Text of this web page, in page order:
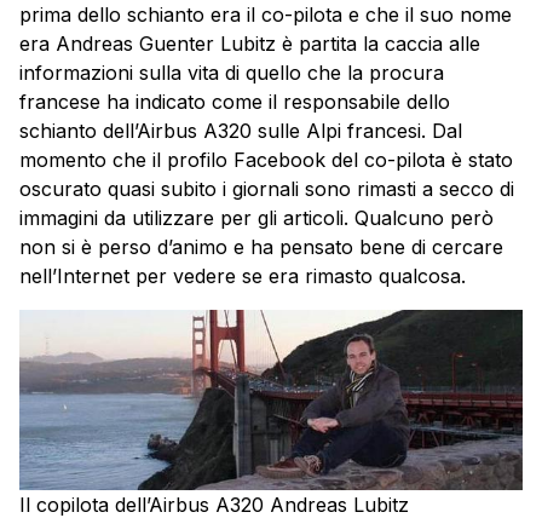
prima dello schianto era il co-pilota e che il suo nome
era Andreas Guenter Lubitz è partita la caccia alle
informazioni sulla vita di quello che la procura
francese ha indicato come il responsabile dello
schianto dell’Airbus A320 sulle Alpi francesi. Dal
momento che il profilo Facebook del co-pilota è stato
oscurato quasi subito i giornali sono rimasti a secco di
immagini da utilizzare per gli articoli. Qualcuno però
non si è perso d’animo e ha pensato bene di cercare
nell’Internet per vedere se era rimasto qualcosa.
Il copilota dell’Airbus A320 Andreas Lubitz